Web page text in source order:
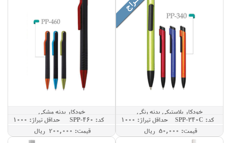
خودکار پلاستیکی بدنه رنگی
کد: SPP-340C
حداقل تيراژ: 1000
قيمت: 50,000 ريال
خودکار بدنه مشکی
کد: SPP-460
حداقل تيراژ: 1000
قيمت: 200,000 ريال